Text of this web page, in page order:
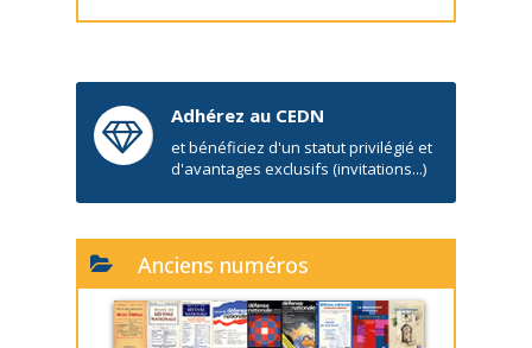
Adhérez au CEDN
et bénéficiez d'un statut privilégié et
d'avantages exclusifs (invitations...)
Anciens numéros